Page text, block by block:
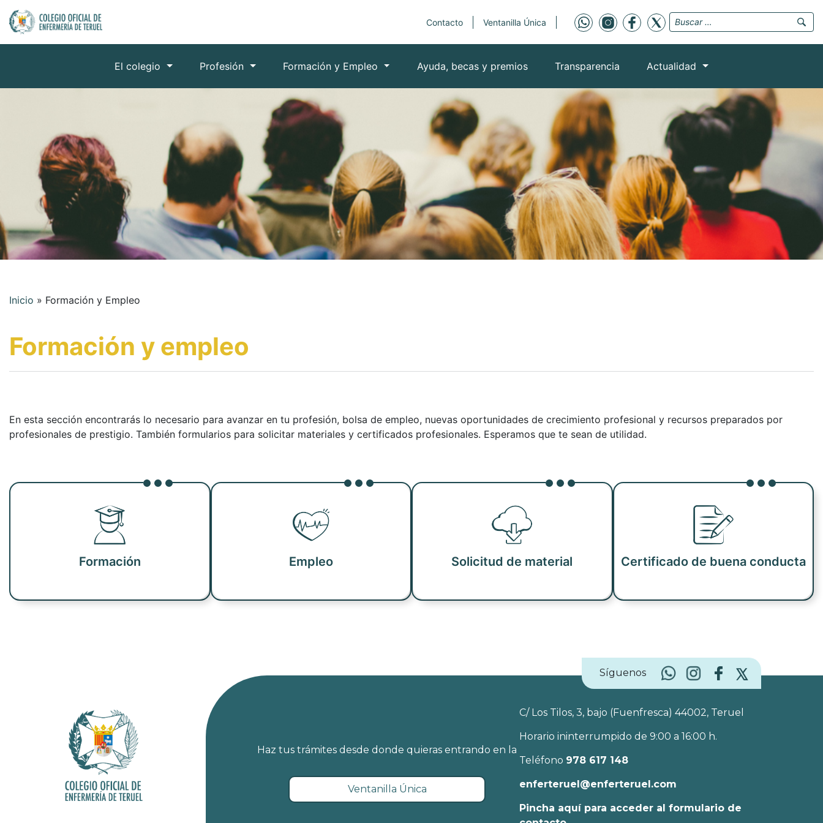
Contacto Ventanilla Única
El colegio Profesión Formación y Empleo Ayuda, becas y premios Transparencia Actualidad
Inicio » Formación y Empleo
Formación y empleo
En esta sección encontrarás lo necesario para avanzar en tu profesión, bolsa de empleo, nuevas oportunidades de crecimiento profesional y recursos preparados por
profesionales de prestigio. También formularios para solicitar materiales y certificados profesionales. Esperamos que te sean de utilidad.
Formación
Ver noticia
Empleo
Ver noticia
Solicitud de material
Ver noticia
Certificado de buena conducta
Ver noticia
Síguenos
Haz tus trámites desde donde quieras entrando en la
Ventanilla Única
C/ Los Tilos, 3, bajo (Fuenfresca) 44002, Teruel
Horario ininterrumpido de 9:00 a 16:00 h.
Teléfono 978 617 148
enferteruel@enferteruel.com
Pincha aquí para acceder al formulario de